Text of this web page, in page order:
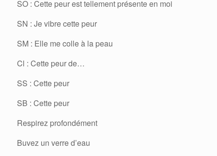
SO : Cette peur est tellement présente en moi
SN : Je vibre cette peur
SM : Elle me colle à la peau
Cl : Cette peur de…
SS : Cette peur
SB : Cette peur
Respirez profondément
Buvez un verre d’eau